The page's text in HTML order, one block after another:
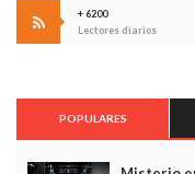
+ 6200
Lectores diarios
POPULARES